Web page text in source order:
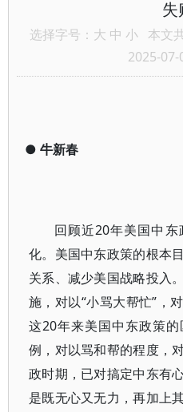
失
选择字号： 大 中 小 本文
2025-07-
● 牛新春
回顾近20年美国中
化。美国中东政策的根本
关系、减少美国战略投入
施，对以“小骂大帮忙”，
这20年来美国中东政策
例，对以骂和帮的程度，
政时期，已对搞定中东有
是既无心又无力，再加上